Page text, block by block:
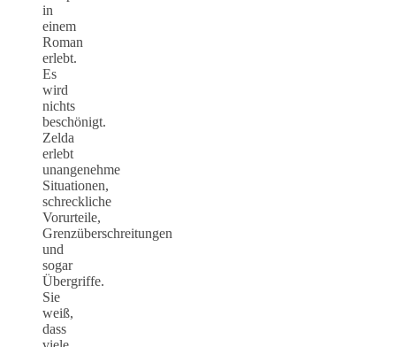
in
einem
Roman
erlebt.
Es
wird
nichts
beschönigt.
Zelda
erlebt
unangenehme
Situationen,
schreckliche
Vorurteile,
Grenzüberschreitungen
und
sogar
Übergriffe.
Sie
weiß,
dass